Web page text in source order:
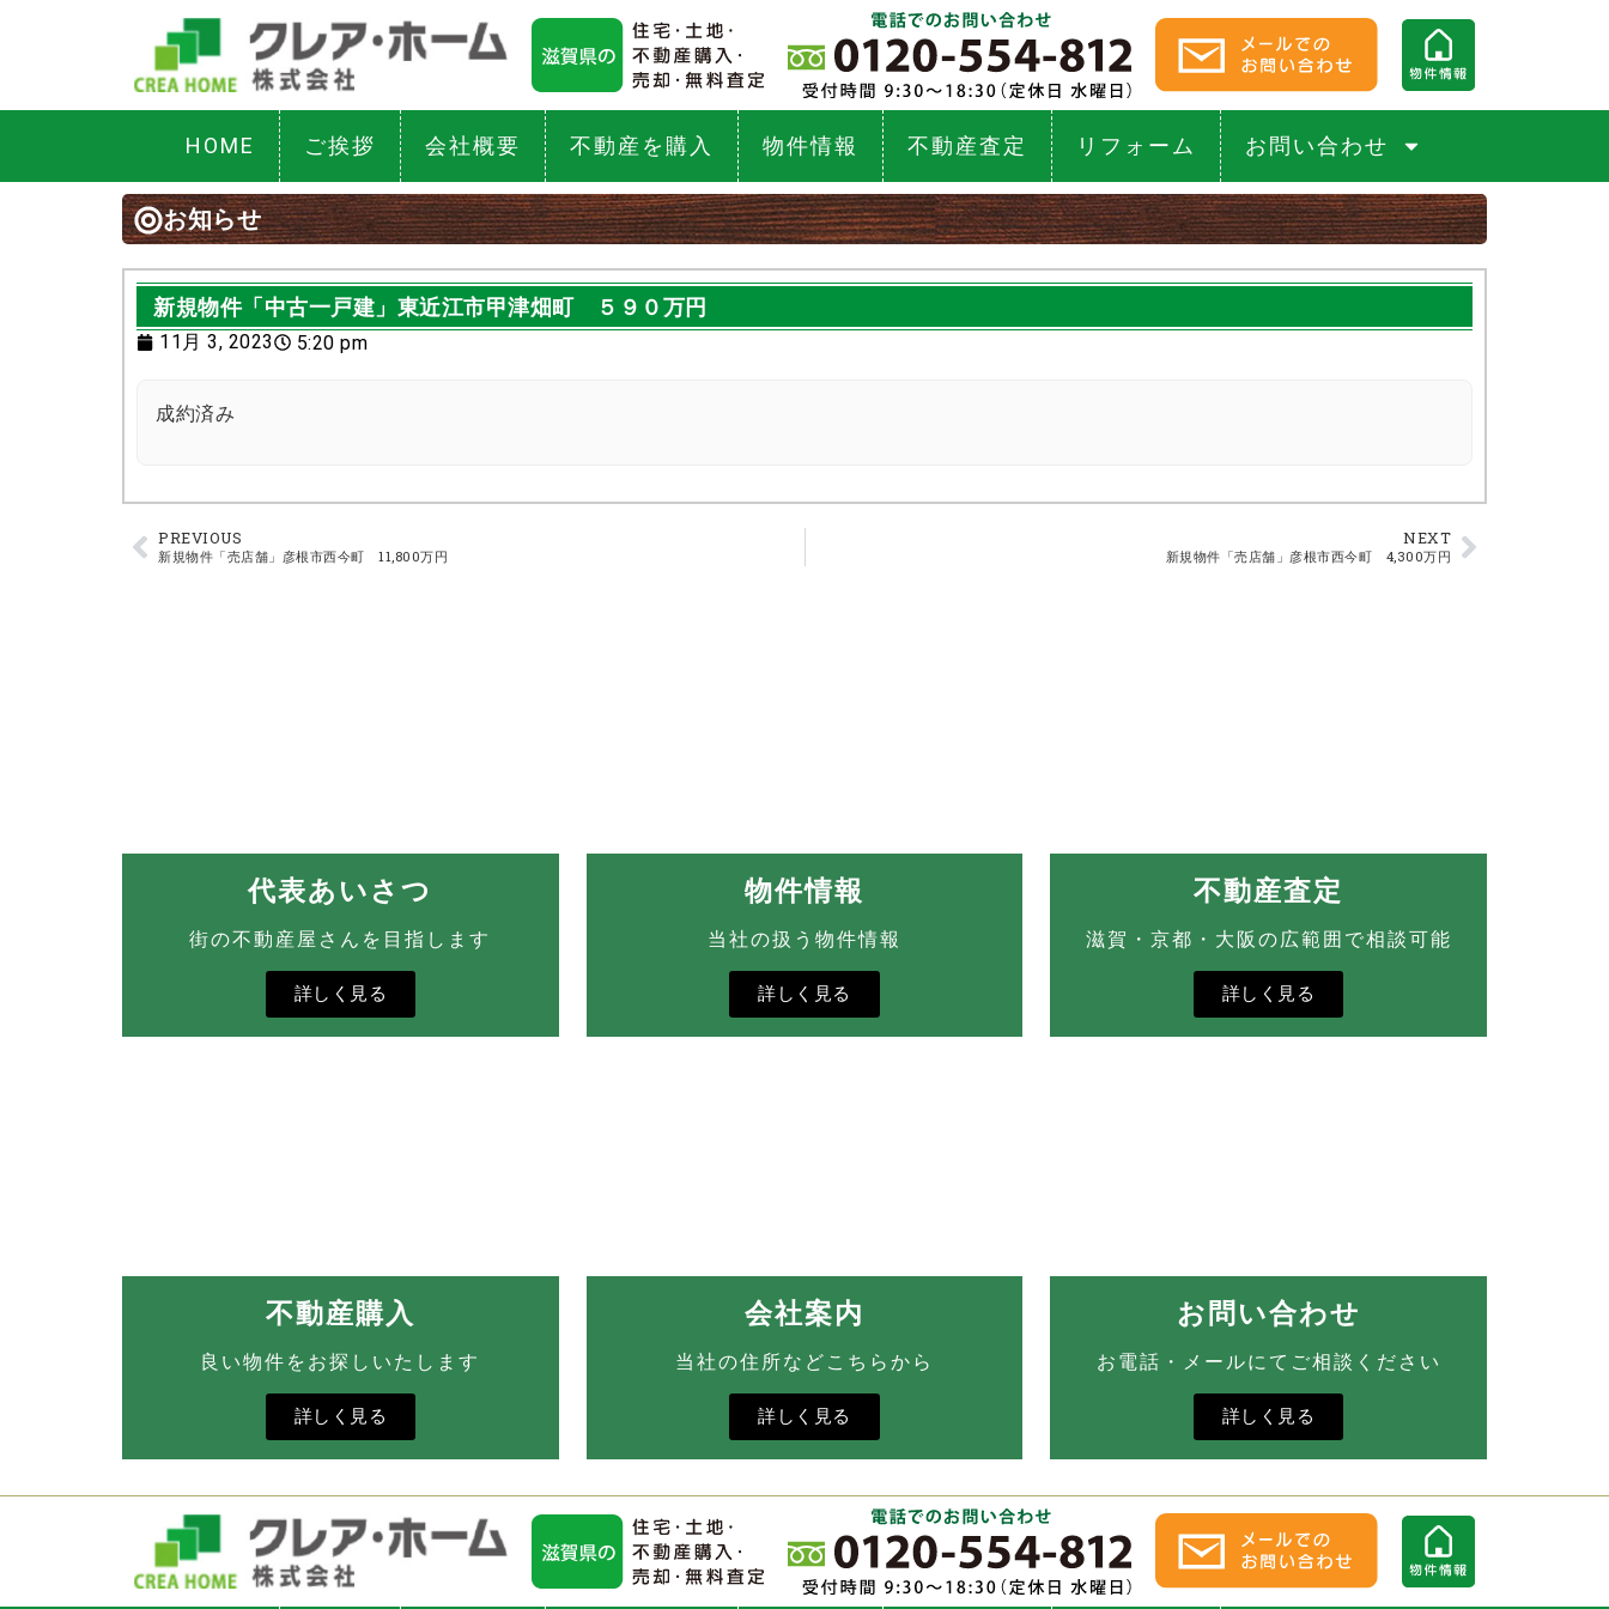
HOME ご挨拶 会社概要 不動産を購入 物件情報 不動産査定 リフォーム お問い合わせ
お知らせ
新規物件「中古一戸建」東近江市甲津畑町 ５９０万円
11月 3, 2023 5:20 pm
成約済み
PREVIOUS
新規物件「売店舗」彦根市西今町 11,800万円
NEXT
新規物件「売店舗」彦根市西今町 4,300万円
代表あいさつ
街の不動産屋さんを目指します
詳しく見る
物件情報
当社の扱う物件情報
詳しく見る
不動産査定
滋賀・京都・大阪の広範囲で相談可能
詳しく見る
不動産購入
良い物件をお探しいたします
詳しく見る
会社案内
当社の住所などこちらから
詳しく見る
お問い合わせ
お電話・メールにてご相談ください
詳しく見る